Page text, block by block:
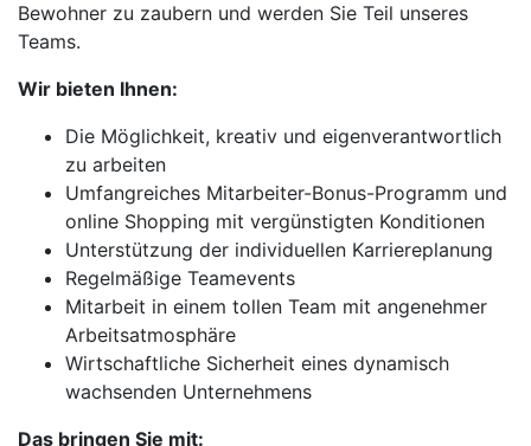
Bewohner zu zaubern und werden Sie Teil unseres
Teams.
Wir bieten Ihnen:
Die Möglichkeit, kreativ und eigenverantwortlich
zu arbeiten
Umfangreiches Mitarbeiter-Bonus-Programm und
online Shopping mit vergünstigten Konditionen
Unterstützung der individuellen Karriereplanung
Regelmäßige Teamevents
Mitarbeit in einem tollen Team mit angenehmer
Arbeitsatmosphäre
Wirtschaftliche Sicherheit eines dynamisch
wachsenden Unternehmens
Das bringen Sie mit: